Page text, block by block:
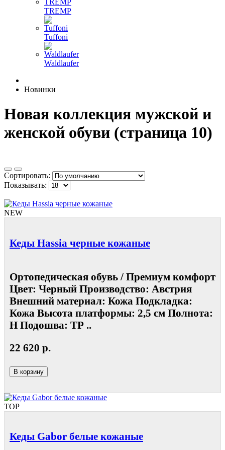
TREMP
Tuffoni
Waldlaufer
Новинки
Новая коллекция мужской и
женской обуви (страница 10)
Сортировать:
Показывать:
NEW
Кеды Hassia черные кожаные
Ортопедическая обувь / Премиум комфорт
Цвет: Черный Производство: Австрия
Внешний материал: Кожа Подкладка:
Кожа Высота платформы: 2,5 см Полнота:
Н Подошва: ТР ..
22 620 р.
В корзину
TOP
Кеды Gabor белые кожаные